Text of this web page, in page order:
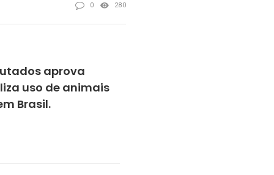
0 280
aprova
uso de animais
Brasil.